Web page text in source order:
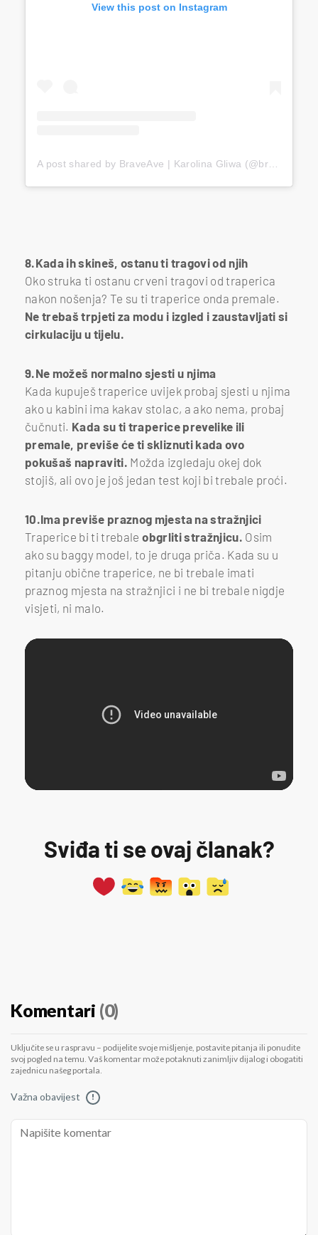
View this post on Instagram
A post shared by BraveAve | Karolina Gliwa (@bravve)
8.Kada ih skineš, ostanu ti tragovi od njih
Oko struka ti ostanu crveni tragovi od traperica
nakon nošenja? Te su ti traperice onda premale.
Ne trebaš trpjeti za modu i izgled i zaustavljati si
cirkulaciju u tijelu.
9.Ne možeš normalno sjesti u njima
Kada kupuješ traperice uvijek probaj sjesti u njima
ako u kabini ima kakav stolac, a ako nema, probaj
čučnuti. Kada su ti traperice prevelike ili
premale, previše će ti skliznuti kada ovo
pokušaš napraviti. Možda izgledaju okej dok
stojiš, ali ovo je još jedan test koji bi trebale proći.
10.Ima previše praznog mjesta na stražnjici
Traperice bi ti trebaleobgrliti stražnjicu. Osim
ako su baggy model, to je druga priča. Kada su u
pitanju obične traperice, ne bi trebale imati
praznog mjesta na stražnjici i ne bi trebale nigdje
visjeti, ni malo.
Sviđa ti se ovaj članak?
Komentari (0)
Uključite se u raspravu – podijelite svoje mišljenje, postavite pitanja ili ponudite
svoj pogled na temu. Vaš komentar može potaknuti zanimljiv dijalog i obogatiti
zajednicu našeg portala.
Važna obavijest !